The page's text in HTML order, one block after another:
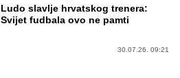
Ludo slavlje hrvatskog trenera:
Svijet fudbala ovo ne pamti
30.07.26. 09:21